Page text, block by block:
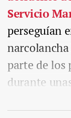
Servicio
perseguían
parte de los
durante